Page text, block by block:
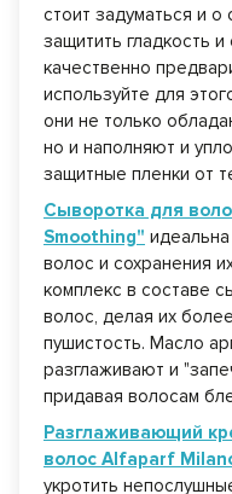
стоит задуматься и о
защитить гладкость
качественно
используйте для
они не только
но и наполняют и
защитные пленки от
Сыворотка для
Smoothing"
волос и сохранения
комплекс в составе
волос, делая их
пушистость. Масло
разглаживают и
придавая волосам
Разглаживающий
волос Alfaparf
укротить